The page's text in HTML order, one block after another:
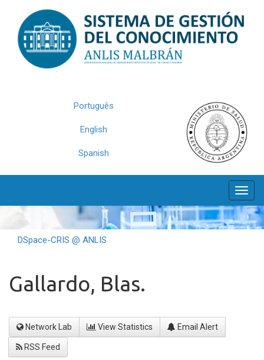
navigation
Português
English
Spanish
DSpace-CRIS @ ANLIS
Gallardo, Blas.
Network Lab View Statistics Email Alert
RSS Feed